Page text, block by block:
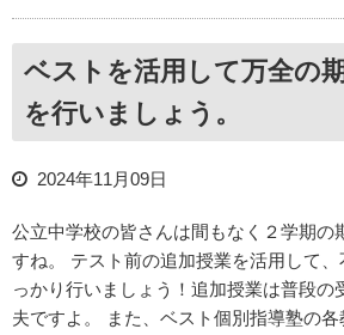
ベストを活用して万全の
を行いましょう。
2024年11月09日
公立中学校の皆さんは間もなく２学期の
すね。 テスト前の追加授業を活用して
っかり行いましょう！追加授業は普段の
夫ですよ。 また、ベスト個別指導塾の